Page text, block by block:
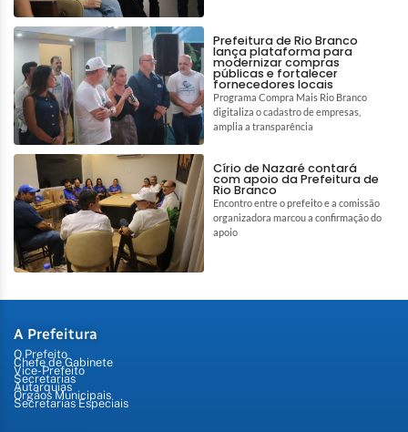
Prefeitura de Rio Branco
lança plataforma para
modernizar compras
públicas e fortalecer
fornecedores locais
Programa Compra Mais Rio Branco
digitaliza o cadastro de empresas,
amplia a transparência
Círio de Nazaré contará
com apoio da Prefeitura de
Rio Branco
Encontro entre o prefeito e a comissão
organizadora marcou a confirmação do
apoio
A Prefeitura
O Prefeito
Chefe de Gabinete
Vice-Prefeito
Secretarias
Autarquias
Órgãos Municipais
Secretarias Especiais